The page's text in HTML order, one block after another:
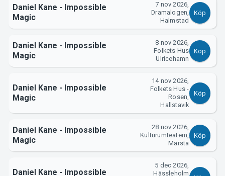
Daniel Kane - Impossible
Magic
7 nov 2026,
Dramalogen,
Halmstad
Köp
Daniel Kane - Impossible
Magic
8 nov 2026,
Folkets Hus
Ulricehamn
Köp
Daniel Kane - Impossible
Magic
14 nov 2026,
Folkets Hus -
Rosen,
Hallstavik
Köp
Daniel Kane - Impossible
Magic
28 nov 2026,
Kulturumteatern,
Märsta
Köp
Daniel Kane - Impossible
5 dec 2026,
Hässleholm